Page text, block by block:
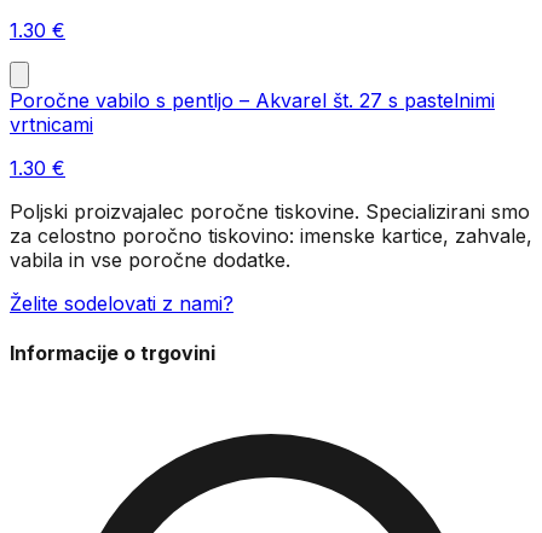
1.30 €
Poročne vabilo s pentljo – Akvarel št. 27 s pastelnimi
vrtnicami
1.30 €
Poljski proizvajalec poročne tiskovine. Specializirani smo
za celostno poročno tiskovino: imenske kartice, zahvale,
vabila in vse poročne dodatke.
Želite sodelovati z nami?
Informacije o trgovini